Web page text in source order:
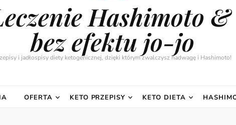
Hashimoto
bez efektu jo-jo
i jadłospisy diety ketogenicznej, dzięki którym zwalczysz nadwagę i Hashimoto!
OFERTA KETO PRZEPISY KETO DIETA